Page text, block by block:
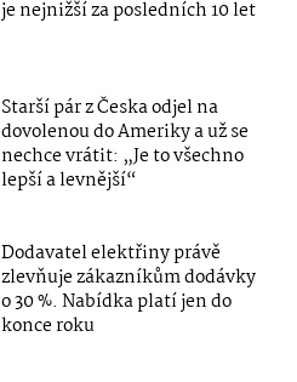
je nejnižší za posledních 10 let
Starší pár z Česka odjel na
dovolenou do Ameriky a už se
nechce vrátit: „Je to všechno
lepší a levnější“
Dodavatel elektřiny právě
zlevňuje zákazníkům dodávky
o 30 %. Nabídka platí jen do
konce roku